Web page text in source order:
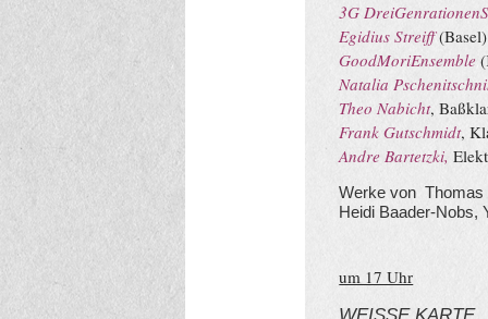
3G
Egidius Streiff
GoodMoriEnsemble
Natalia
Theo Nabicht,
Frank Gutschmidt,
Andre Bartetzki,
Werke von Thomas
Heidi Baader-Nobs,
um 17 Uhr